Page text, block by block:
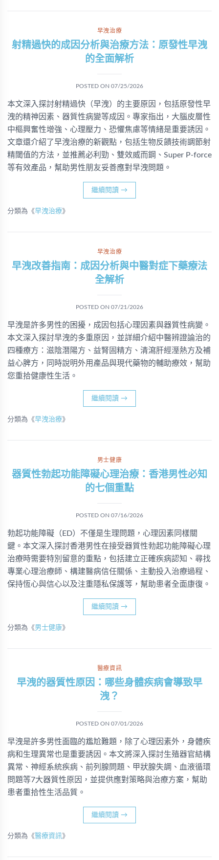
早洩治療
射精過快的成因分析與治療方法：原發性早洩
的全面解析
POSTED ON 07/25/2026
本文深入探討射精過快（早洩）的主要原因，包括原發性早
洩的精神因素、器質性病變等成因。專家指出，大腦皮層性
中樞興奮性增強、心理壓力、恐懼焦慮等情緒是重要誘因。
文章還介紹了早洩治療的新觀點，包括生物反饋技術調節射
精閾值的方法，並推薦必利勁、雙效威而鋼、Super P-force
等有效產品，幫助男性朋友妥善應對早洩問題。
繼續閱讀 →
分類為《早洩治療》
早洩治療
早洩改善指南：成因分析與中醫對症下藥療法
全解析
POSTED ON 07/21/2026
早洩是許多男性的困擾，成因包括心理因素與器質性病變。
本文深入探討早洩的多重原因，並詳細介紹中醫辨證論治的
四種療方：滋陰潛陽方、益腎固精方、清瀉肝經溼熱方及補
益心脾方，同時說明外用產品與現代藥物的輔助療效，幫助
您重拾健康性生活。
繼續閱讀 →
分類為《早洩治療》
男士健康
器質性勃起功能障礙心理治療：香港男性必知
的七個重點
POSTED ON 07/16/2026
勃起功能障礙（ED）不僅是生理問題，心理因素同樣關
鍵。本文深入探討香港男性在接受器質性勃起功能障礙心理
治療時需要特別留意的重點，包括建立正確疾病認知、尋找
專業心理治療師、構建醫病信任關係、主動投入治療過程、
保持恆心與信心以及注重隱私保護等，幫助患者全面康復。
繼續閱讀 →
分類為《男士健康》
醫療資訊
早洩的器質性原因：哪些身體疾病會導致早
洩？
POSTED ON 07/01/2026
早洩是許多男性面臨的尷尬難題，除了心理因素外，身體疾
病和生理異常也是重要誘因。本文將深入探討生殖器官結構
異常、神經系統疾病、前列腺問題、甲狀腺失調、血液循環
問題等7大器質性原因，並提供應對策略與治療方案，幫助
患者重拾性生活品質。
繼續閱讀 →
分類為《醫療資訊》